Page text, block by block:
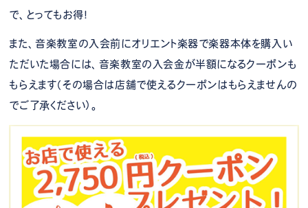
で、とってもお得！
また、音楽教室の入会前にオリエント楽器で楽器本体を購入い
ただいた場合には、音楽教室の入会金が半額になるクーポンも
もらえます（その場合は店舗で使えるクーポンはもらえませんの
でご了承ください）。